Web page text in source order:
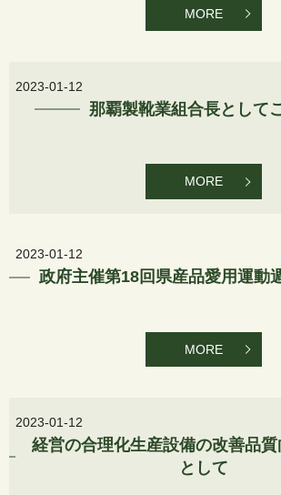
MORE
2023-01-12
那覇製靴業組合長として
MORE
2023-01-12
政府主催第18回県産品愛用運
MORE
2023-01-12
経営の合理化生産設備の改善品
として